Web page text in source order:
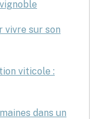
vivre sur son
viticole :
dans un